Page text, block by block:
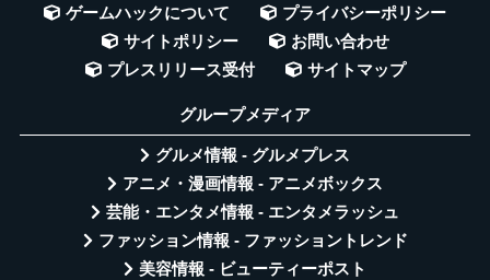
ゲームハックについて
プライバシーポリシー
サイトポリシー
お問い合わせ
プレスリリース受付
サイトマップ
グループメディア
グルメ情報 - グルメプレス
アニメ・漫画情報 - アニメボックス
芸能・エンタメ情報 - エンタメラッシュ
ファッション情報 - ファッショントレンド
美容情報 - ビューティーポスト